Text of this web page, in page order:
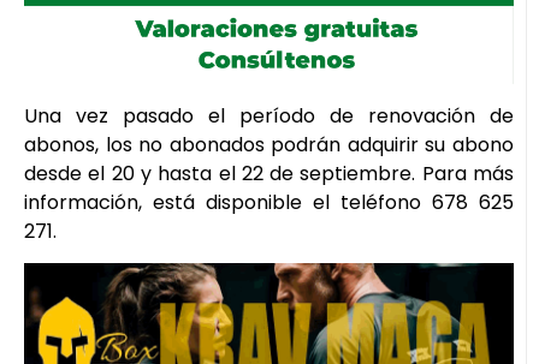
Una vez pasado el período de renovación de
abonos, los no abonados podrán adquirir su abono
desde el 20 y hasta el 22 de septiembre. Para más
información, está disponible el teléfono 678 625
271.